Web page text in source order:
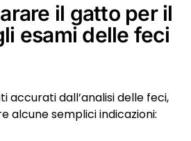
il gatto per il
esami delle feci
accurati dall’analisi delle feci,
alcune semplici indicazioni: